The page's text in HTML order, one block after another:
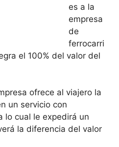
es a la
empresa
de
ferrocarri
el 100% del valor del
ofrece al viajero la
un servicio con
lo cual le expedirá un
la diferencia del valor